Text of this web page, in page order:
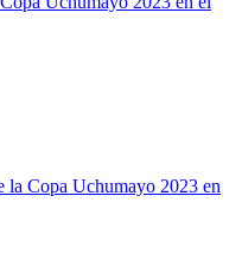
la Copa Uchumayo 2023 en